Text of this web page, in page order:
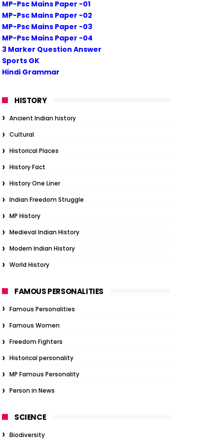
MP-Psc Mains Paper -01
MP-Psc Mains Paper -02
MP-Psc Mains Paper -03
MP-Psc Mains Paper -04
3 Marker Question Answer
Sports GK
Hindi Grammar
HISTORY
Ancient Indian history
Cultural
Historical Places
History Fact
History One Liner
Indian Freedom Struggle
MP History
Medieval Indian History
Modern Indian History
World History
FAMOUS PERSONALITIES
Famous Personalities
Famous Women
Freedom Fighters
Historical personality
MP Famous Personality
Person in News
SCIENCE
Biodiversity